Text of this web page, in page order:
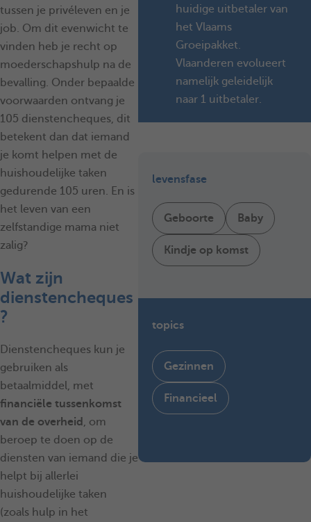
tussen je privéleven en je
job. Om dit evenwicht te
vinden heb je recht op
moederschapshulp na de
bevalling. Onder bepaalde
voorwaarden ontvang je
105 dienstencheques, dit
betekent dan dat iemand
je komt helpen met de
huishoudelijke taken
gedurende 105 uren. En is
het leven van een
zelfstandige mama niet
zalig?
Wat zijn
dienstencheques
?
Dienstencheques kun je
gebruiken als
betaalmiddel, met
financiële tussenkomst
van de overheid , om
beroep te doen op de
diensten van iemand die je
helpt bij allerlei
huishoudelijke taken
(zoals hulp in het
huidige uitbetaler van
het Vlaams
Groeipakket.
Vlaanderen evolueert
namelijk geleidelijk
naar 1 uitbetaler.
levensfase
Geboorte Baby
Kindje op komst
topics
Gezinnen
Financieel